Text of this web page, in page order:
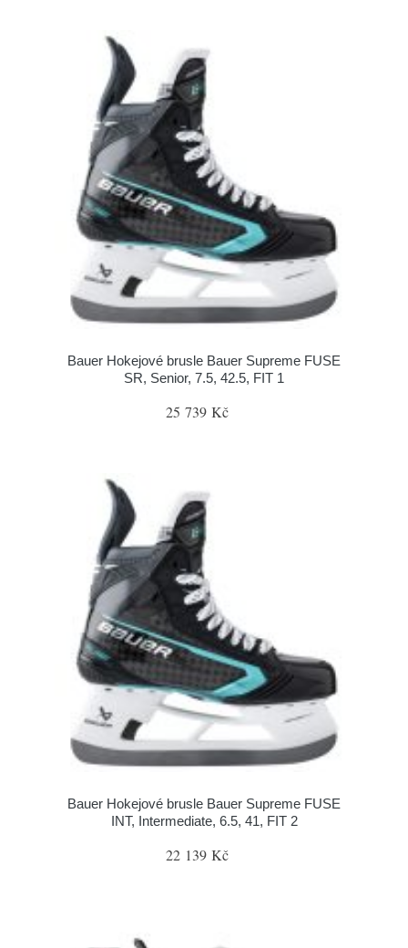
Bauer Hokejové brusle Bauer Supreme FUSE
SR, Senior, 7.5, 42.5, FIT 1
25 739 Kč
Bauer Hokejové brusle Bauer Supreme FUSE
INT, Intermediate, 6.5, 41, FIT 2
22 139 Kč